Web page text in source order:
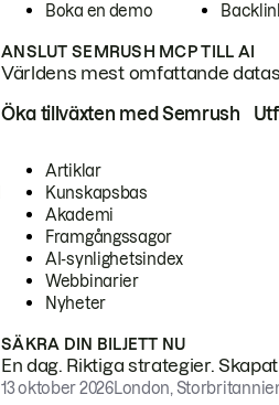
Boka en demo
ANSLUT SEMRUSH MCP TILL AI
Världens mest omfattande
Öka tillväxten med Semrush
Artiklar
Kunskapsbas
Akademi
Framgångssagor
AI-synlighetsindex
Webbinarier
Nyheter
SÄKRA DIN BILJETT NU
En dag. Riktiga strategier.
13 oktober 2026London,